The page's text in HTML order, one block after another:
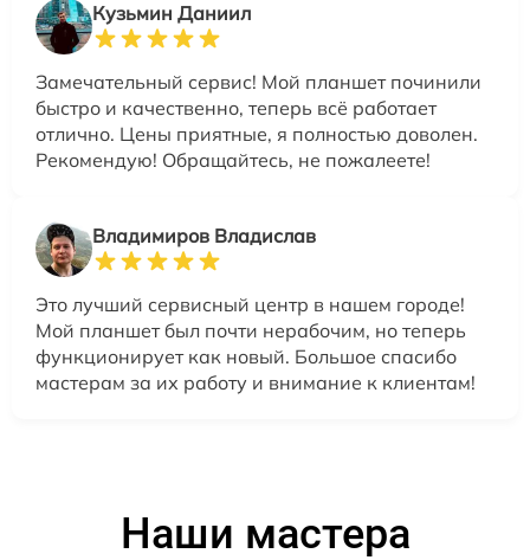
Кузьмин Даниил
Замечательный сервис! Мой планшет починили
быстро и качественно, теперь всё работает
отлично. Цены приятные, я полностью доволен.
Рекомендую! Обращайтесь, не пожалеете!
Владимиров Владислав
Это лучший сервисный центр в нашем городе!
Мой планшет был почти нерабочим, но теперь
функционирует как новый. Большое спасибо
мастерам за их работу и внимание к клиентам!
Наши мастера